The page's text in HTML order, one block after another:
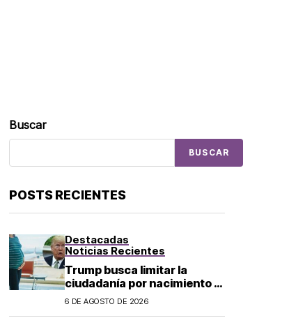
Buscar
BUSCAR
POSTS RECIENTES
Destacadas
Noticias Recientes
Trump busca limitar la
ciudadanía por nacimiento y
el «turismo de parto» en EU;
6 DE AGOSTO DE 2026